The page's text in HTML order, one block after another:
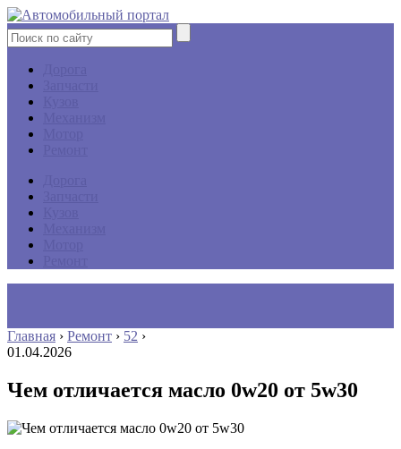
Главная › Ремонт › 52 ›
01.04.2026
Чем отличается масло 0w20 от 5w30